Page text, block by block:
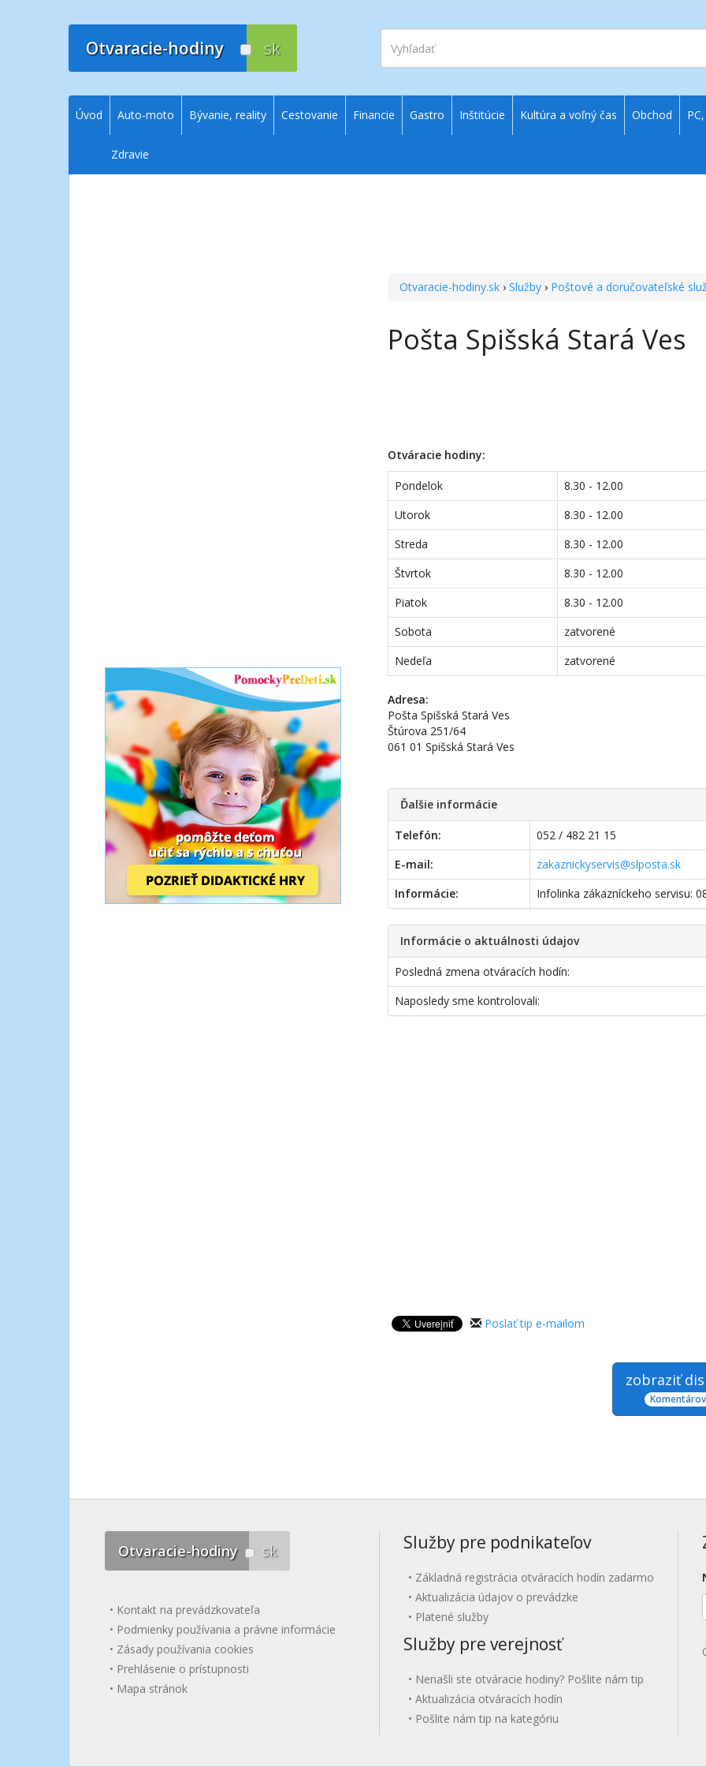
Otvaracie-hodiny sk
Vyhľadať
Otvaracie-hodiny.sk ›Služby › Poštové a doručovateľské
Pošta Spišská Stará Ves
Otváracie hodiny:
Pondelok 8.30 - 12.00
Utorok
8.30 - 12.00
Streda
8.30 - 12.00
Štvrtok
8.30 - 12.00
Piatok
8.30 - 12.00
Sobota
zatvorené
Nedeľa
zatvorené
Adresa:
Pošta Spišská Stará Ves
Štúrova 251/64
061 01 Spišská Stará Ves
Ďalšie informácie
Telefón:
052 / 482 21 15
E-mail:
zakaznickyservis@slposta.sk
Informácie:
Infolinka zákazníckeho servisu:
Informácie o aktuálnosti údajov
Posledná zmena otváracích hodín:
Naposledy sme kontrolovali:
Poslať tip e-mailom
zobraziť
Otvaracie-hodiny sk
Kontakt na prevádzkovateľa
Podmienky používania a právne informácie
Zásady používania cookies
Prehlásenie o prístupnosti
Mapa stránok
Služby pre podnikateľov
Základná registrácia otváracích hodín zadarmo
Aktualizácia údajov o prevádzke
Platené služby
Služby pre verejnosť
Nenašli ste otváracie hodiny? Pošlite nám tip
Aktualizácia otváracích hodín
Pošlite nám tip na kategóriu
E-
Úvod Auto-moto Bývanie, reality Cestovanie Financie Gastro Inštitúcie Kultúra a voľný čas Obchod
Zdravie